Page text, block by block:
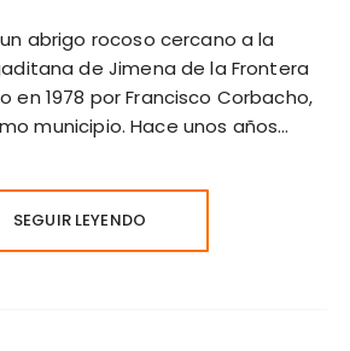
abrigo rocoso cercano a la
de Jimena de la Frontera
en 1978 por Francisco Corbacho,
municipio. Hace unos años…
SEGUIR LEYENDO